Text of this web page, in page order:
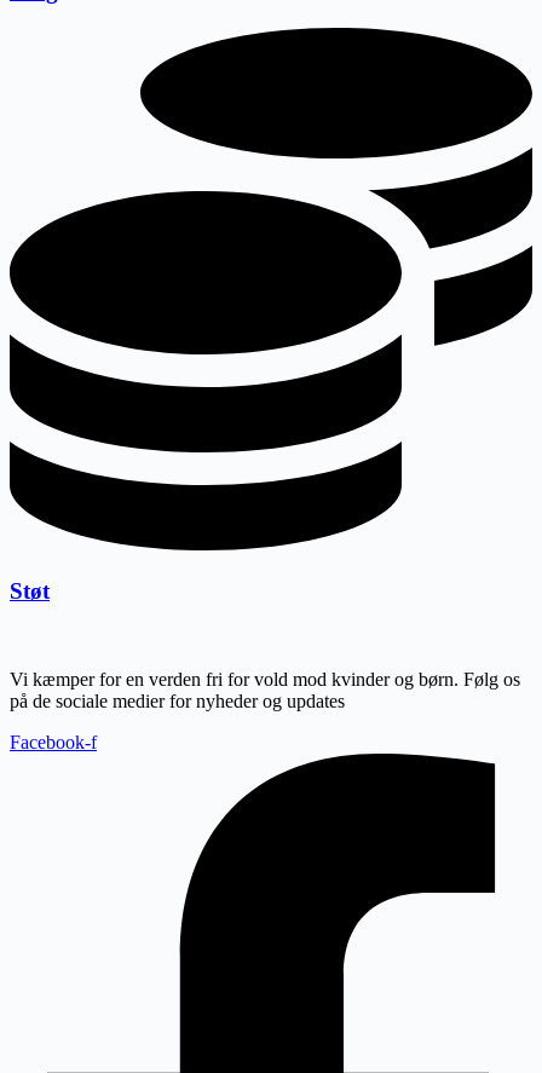
Støt
Vi kæmper for en verden fri for vold mod kvinder og børn. Følg os
på de sociale medier for nyheder og updates
Facebook-f